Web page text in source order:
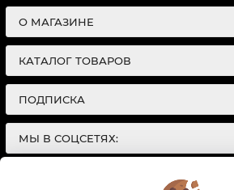
О МАГАЗИНЕ
КАТАЛОГ ТОВАРОВ
ПОДПИСКА
МЫ В СОЦСЕТЯХ:
Интернет-магазин